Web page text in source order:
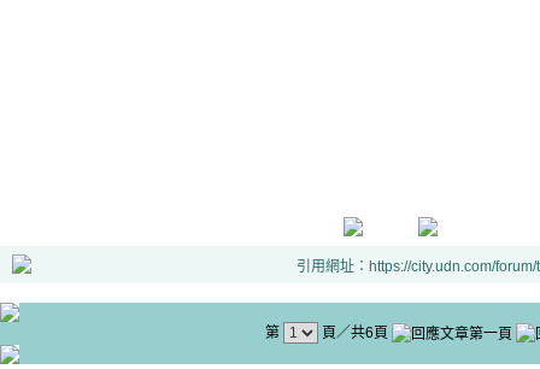
引用網址：https://city.udn.com/
第 頁／共6頁